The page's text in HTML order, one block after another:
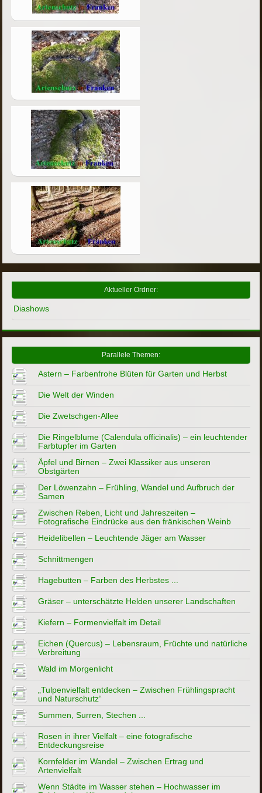
Aktueller Ordner:
Diashows
Parallele Themen:
Astern – Farbenfrohe Blüten für Garten und Herbst
Die Welt der Winden
Die Zwetschgen-Allee
Die Ringelblume (Calendula officinalis) – ein leuchtender
Farbtupfer im Garten
Äpfel und Birnen – Zwei Klassiker aus unseren
Obstgärten
Der Löwenzahn – Frühling, Wandel und Aufbruch der
Samen
Zwischen Reben, Licht und Jahreszeiten –
Fotografische Eindrücke aus den fränkischen Weinb
Heidelibellen – Leuchtende Jäger am Wasser
Schnittmengen
Hagebutten – Farben des Herbstes ...
Gräser – unterschätzte Helden unserer Landschaften
Kiefern – Formenvielfalt im Detail
Eichen (Quercus) – Lebensraum, Früchte und natürliche
Verbreitung
Wald im Morgenlicht
„Tulpenvielfalt entdecken – Zwischen Frühlingspracht
und Naturschutz“
Summen, Surren, Stechen ...
Rosen in ihrer Vielfalt – eine fotografische
Entdeckungsreise
Kornfelder im Wandel – Zwischen Ertrag und
Artenvielfalt
Wenn Städte im Wasser stehen – Hochwasser im